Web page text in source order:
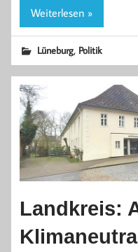
Weiterlesen »
Lüneburg, Politik
Landkreis: